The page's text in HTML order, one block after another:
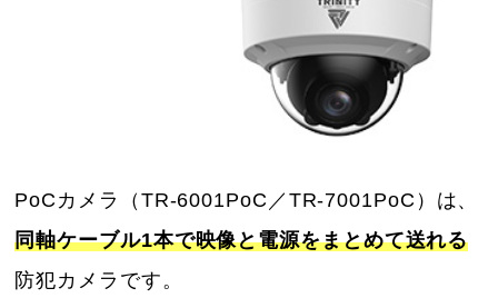
PoCカメラ（TR-6001PoC／TR-7001PoC）は、
同軸ケーブル1本で映像と電源をまとめて送れる
防犯カメラです。